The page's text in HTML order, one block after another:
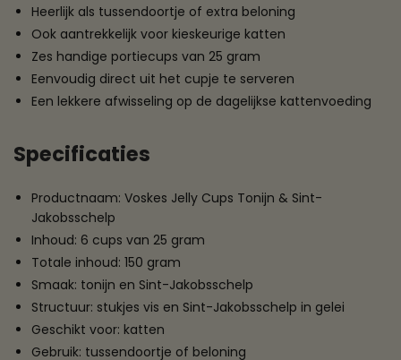
Heerlijk als tussendoortje of extra beloning
Ook aantrekkelijk voor kieskeurige katten
Zes handige portiecups van 25 gram
Eenvoudig direct uit het cupje te serveren
Een lekkere afwisseling op de dagelijkse kattenvoeding
Specificaties
Productnaam: Voskes Jelly Cups Tonijn & Sint-
Jakobsschelp
Inhoud: 6 cups van 25 gram
Totale inhoud: 150 gram
Smaak: tonijn en Sint-Jakobsschelp
Structuur: stukjes vis en Sint-Jakobsschelp in gelei
Geschikt voor: katten
Gebruik: tussendoortje of beloning